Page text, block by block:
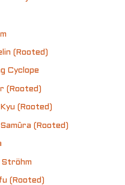
(Rooted)
Cyclope
(Rooted)
(Rooted)
(Rooted)
Ströhm
(Rooted)